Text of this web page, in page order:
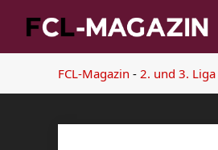
FCL-Magazin - 2. und 3. Liga